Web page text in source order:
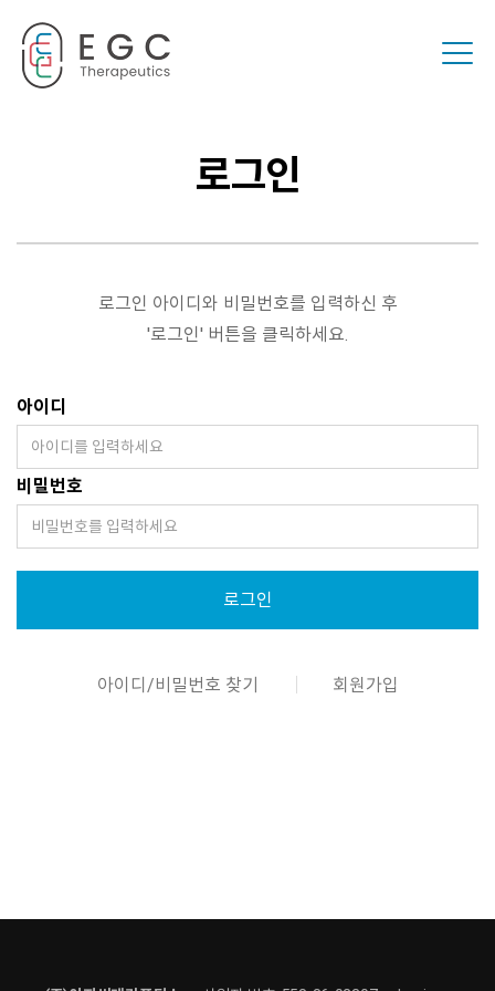
로그인
로그인 아이디와 비밀번호를 입력하신 후
'로그인' 버튼을 클릭하세요.
아이디
비밀번호
로그인
아이디/비밀번호 찾기 회원가입